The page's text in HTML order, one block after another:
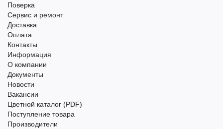
Поверка
Сервис и ремонт
Доставка
Оплата
Контакты
Информация
О компании
Документы
Новости
Вакансии
Цветной каталог (PDF)
Поступление товара
Производители